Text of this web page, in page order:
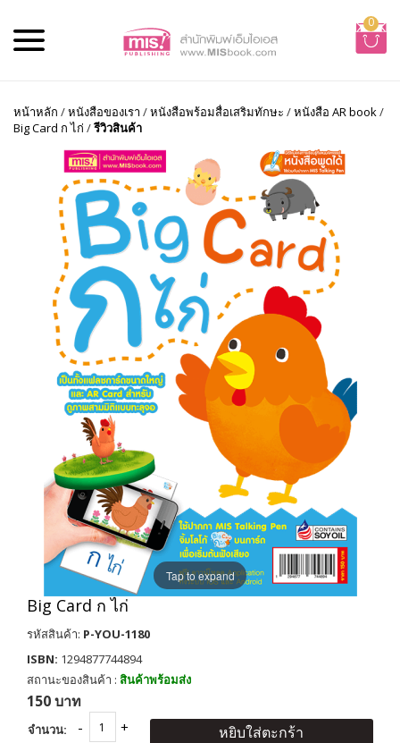
0
หน้าหลัก /หนังสือของเรา /หนังสือพร้อมสื่อเสริมทักษะ /หนังสือ AR book/
Big Card ก ไก่ /รีวิวสินค้า
Tap to expand
Big Card ก ไก่
รหัสสินค้า: P-YOU-1180
ISBN: 1294877744894
สถานะของสินค้า : สินค้าพร้อมส่ง
150 บาท
จำนวน: หยิบใส่ตะกร้า